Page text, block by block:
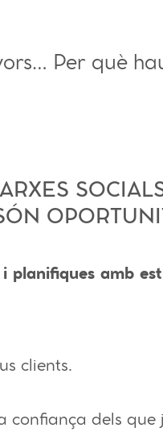
Per què
amb
clients.
confiança dels que